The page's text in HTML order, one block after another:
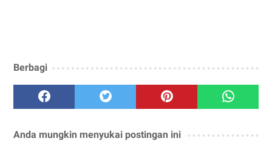
Berbagi
Anda mungkin menyukai postingan ini